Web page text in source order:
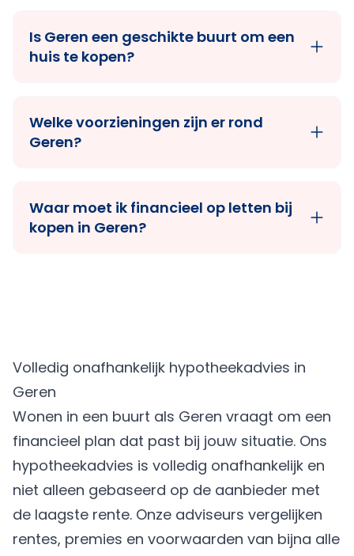
Is Geren een geschikte buurt om een
huis te kopen?
Welke voorzieningen zijn er rond
Geren?
Waar moet ik financieel op letten bij
kopen in Geren?
Volledig onafhankelijk hypotheekadvies in
Geren
Wonen in een buurt als Geren vraagt om een
financieel plan dat past bij jouw situatie. Ons
hypotheekadvies is volledig onafhankelijk en
niet alleen gebaseerd op de aanbieder met
de laagste rente. Onze adviseurs vergelijken
rentes, premies en voorwaarden van bijna alle